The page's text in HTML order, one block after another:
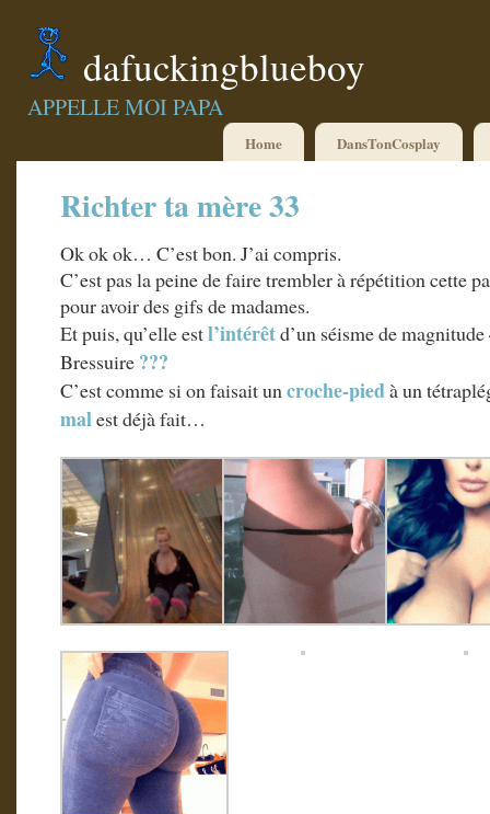
dafuckingblueboy
APPELLE MOI PAPA
Home DansTonCosplay
Richter ta mère 33
Ok ok ok… C’est bon. J’ai compris.
C’est pas la peine de faire trembler à répétition cette
pour avoir des gifs de madames.
Et puis, qu’elle estl’intérêtd’un séisme de
Bressuire ???
C’est comme si on faisait uncroche-piedà un
malest déjà fait…